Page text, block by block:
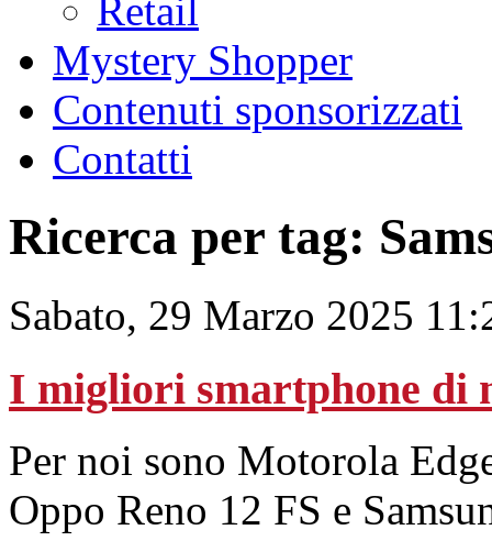
Retail
Mystery Shopper
Contenuti sponsorizzati
Contatti
Ricerca per tag:
Sabato, 29 Marzo 2025
I migliori smartphone di
Per noi sono Motorola
Oppo Reno 12 FS e